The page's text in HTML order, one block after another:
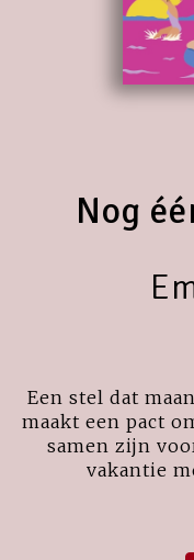
Nog
Een stel dat
maakt een pact
samen zijn
vakantie